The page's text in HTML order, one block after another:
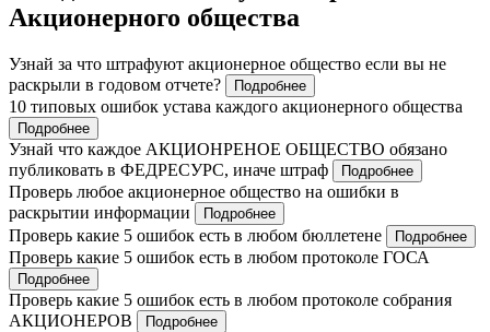
Акционерного общества
Узнай за что штрафуют акционерное общество если вы не
раскрыли в годовом отчете?
Подробнее
10 типовых ошибок устава каждого акционерного общества
Подробнее
Узнай что каждое АКЦИОНРЕНОЕ ОБЩЕСТВО обязано
публиковать в ФЕДРЕСУРС, иначе штраф
Подробнее
Проверь любое акционерное общество на ошибки в
раскрытии информации
Подробнее
Проверь какие 5 ошибок есть в любом бюллетене Подробнее
Проверь какие 5 ошибок есть в любом протоколе ГОСА
Подробнее
Проверь какие 5 ошибок есть в любом протоколе собрания
АКЦИОНЕРОВ
Подробнее